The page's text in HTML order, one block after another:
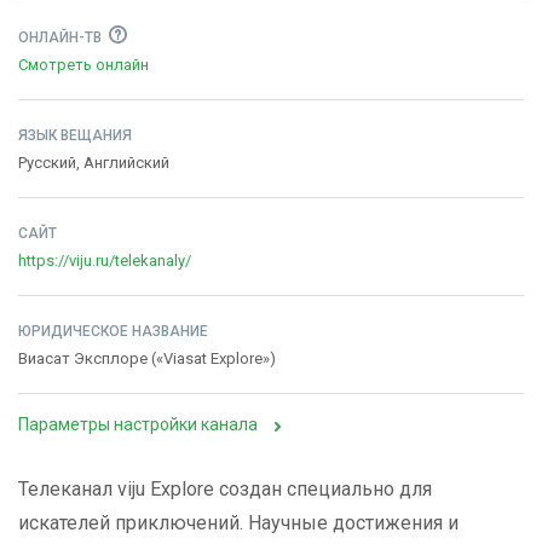
ОНЛАЙН-ТВ
Смотреть онлайн
ЯЗЫК ВЕЩАНИЯ
Русский, Английский
САЙТ
https://viju.ru/telekanaly/
ЮРИДИЧЕСКОЕ НАЗВАНИЕ
Виасат Эксплоре («Viasat Explore»)
Параметры настройки канала
Телеканал viju Explore создан специально для
искателей приключений. Научные достижения и